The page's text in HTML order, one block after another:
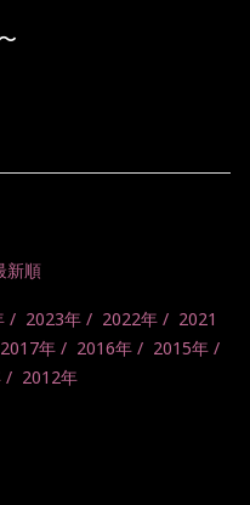
新順
2023年 2022年
2021
2017年 2016年
2015年
2012年